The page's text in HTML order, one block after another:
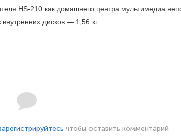
HS-210 как домашнего центра мультимедиа
дисков — 1,56 кг.
чтобы оставить комментарий